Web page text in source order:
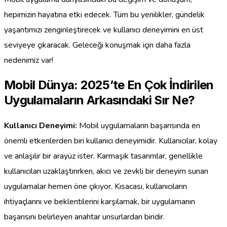
hepimizin hayatına etki edecek. Tüm bu yenilikler, gündelik
yaşantımızı zenginleştirecek ve kullanıcı deneyimini en üst
seviyeye çıkaracak. Geleceği konuşmak için daha fazla
nedenimiz var!
Mobil Dünya: 2025’te En Çok İndirilen
Uygulamaların Arkasındaki Sır Ne?
Kullanıcı Deneyimi: Mobil uygulamaların başarısında en
önemli etkenlerden biri kullanıcı deneyimidir. Kullanıcılar, kolay
ve anlaşılır bir arayüz ister. Karmaşık tasarımlar, genellikle
kullanıcıları uzaklaştırırken, akıcı ve zevkli bir deneyim sunan
uygulamalar hemen öne çıkıyor. Kısacası, kullanıcıların
ihtiyaçlarını ve beklentilerini karşılamak, bir uygulamanın
başarısını belirleyen anahtar unsurlardan biridir.